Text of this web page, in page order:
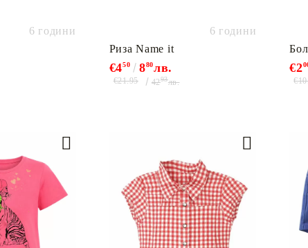
6 години
6 години
Риза Name it
€450 880лв.
€21.95 4293лв.
€2